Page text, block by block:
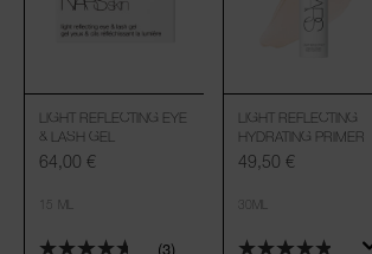
(3)
LIGHT REFLECTING EYE
& LASH GEL
64,00 €
LIGHT REFLECTING
HYDRATING PRIMER
49,50 €
30ML